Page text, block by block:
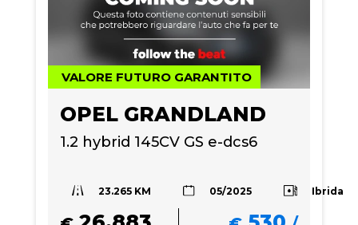
VALORE FUTURO GARANTITO
OPEL GRANDLAND
1.2 hybrid 145CV GS e-dcs6
23.265 KM 05/2025 Ibrida